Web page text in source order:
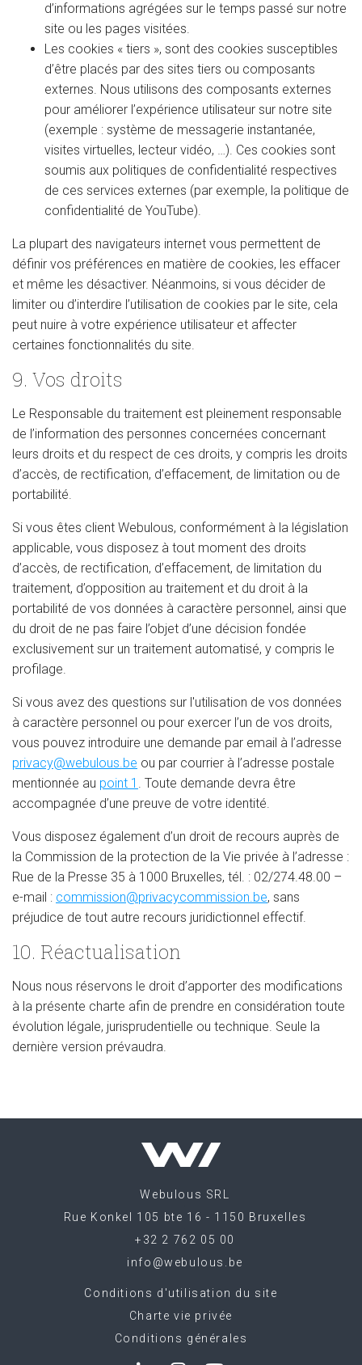
d’informations agrégées sur le temps passé sur notre
site ou les pages visitées.
Les cookies « tiers », sont des cookies susceptibles
d’être placés par des sites tiers ou composants
externes. Nous utilisons des composants externes
pour améliorer l’expérience utilisateur sur notre site
(exemple : système de messagerie instantanée,
visites virtuelles, lecteur vidéo, …). Ces cookies sont
soumis aux politiques de confidentialité respectives
de ces services externes (par exemple, la politique de
confidentialité de YouTube).
La plupart des navigateurs internet vous permettent de
définir vos préférences en matière de cookies, les effacer
et même les désactiver. Néanmoins, si vous décider de
limiter ou d’interdire l’utilisation de cookies par le site, cela
peut nuire à votre expérience utilisateur et affecter
certaines fonctionnalités du site.
9. Vos droits
Le Responsable du traitement est pleinement responsable
de l’information des personnes concernées concernant
leurs droits et du respect de ces droits, y compris les droits
d’accès, de rectification, d’effacement, de limitation ou de
portabilité.
Si vous êtes client Webulous, conformément à la législation
applicable, vous disposez à tout moment des droits
d’accès, de rectification, d’effacement, de limitation du
traitement, d’opposition au traitement et du droit à la
portabilité de vos données à caractère personnel, ainsi que
du droit de ne pas faire l’objet d’une décision fondée
exclusivement sur un traitement automatisé, y compris le
profilage.
Si vous avez des questions sur l'utilisation de vos données
à caractère personnel ou pour exercer l’un de vos droits,
vous pouvez introduire une demande par email à l’adresse
privacy@webulous.be ou par courrier à l’adresse postale
mentionnée au point 1 . Toute demande devra être
accompagnée d’une preuve de votre identité.
Vous disposez également d’un droit de recours auprès de
la Commission de la protection de la Vie privée à l’adresse :
Rue de la Presse 35 à 1000 Bruxelles, tél. : 02/274.48.00 –
e-mail : commission@privacycommission.be, sans
préjudice de tout autre recours juridictionnel effectif.
10. Réactualisation
Nous nous réservons le droit d’apporter des modifications
à la présente charte afin de prendre en considération toute
évolution légale, jurisprudentielle ou technique. Seule la
dernière version prévaudra.
Webulous SRL
Rue Konkel 105 bte 16 - 1150 Bruxelles
+32 2 762 05 00
info@webulous.be
Conditions d'utilisation du site
Charte vie privée
Conditions générales